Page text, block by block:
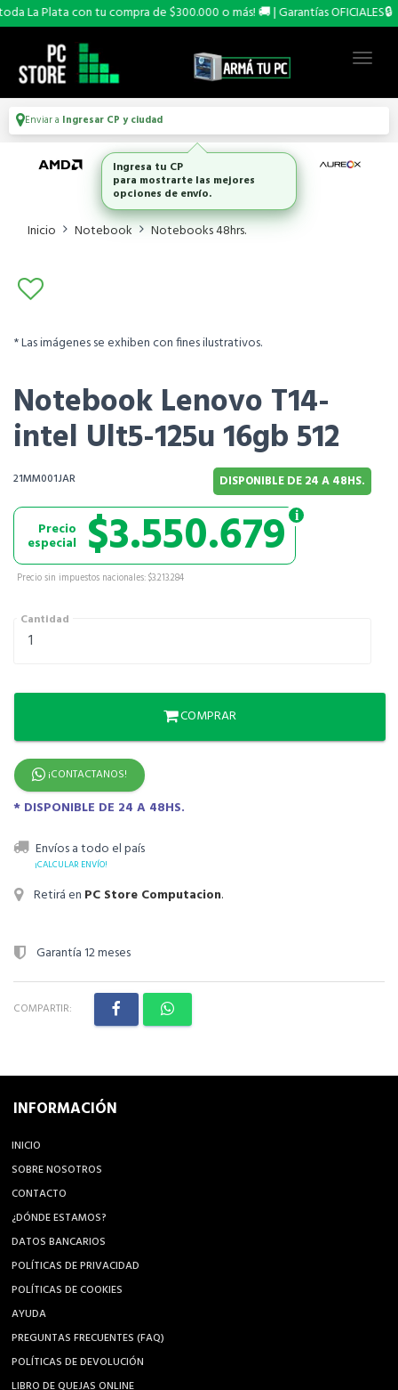
La Plata con tu compra de $300.000 o más! 🚚 | Garantías OFICIALES🔒
Enviar a Ingresar CP y ciudad
Inicio Notebook Notebooks 48hrs.
* Las imágenes se exhiben con fines ilustrativos.
Notebook Lenovo T14-
intel Ult5-125u 16gb 512
21MM001JAR DISPONIBLE DE 24 A 48HS.
$3.550.679
Precio
especial
Precio sin impuestos nacionales: $3.213.284
Cantidad
COMPRAR
¡CONTACTANOS!
* DISPONIBLE DE 24 A 48HS.
Envíos a todo el país
¡CALCULAR ENVÍO!
Retirá en PC Store Computacion.
Garantía 12 meses
COMPARTIR:
INFORMACIÓN
INICIO
SOBRE NOSOTROS
CONTACTO
¿DÓNDE ESTAMOS?
DATOS BANCARIOS
POLÍTICAS DE PRIVACIDAD
POLÍTICAS DE COOKIES
AYUDA
PREGUNTAS FRECUENTES (FAQ)
POLÍTICAS DE DEVOLUCIÓN
Ingresa tu CP
para mostrarte las mejores
opciones de envío.